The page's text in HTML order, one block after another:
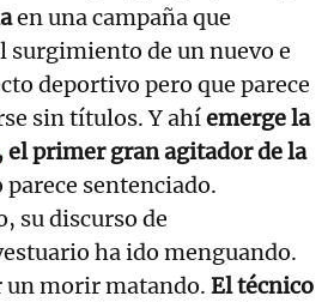
en una campaña que
surgimiento de un nuevo e
deportivo pero que parece
sin títulos. Y ahíemerge la
el primer gran agitador de la
parece sentenciado.
su discurso de
ha ido menguando.
un morir matando. El técnico